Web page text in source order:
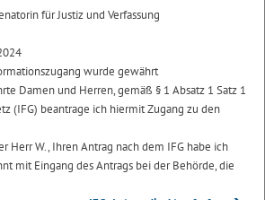
für Justiz und Verfassung
wurde gewährt
Damen und Herren, gemäß § 1 Absatz 1 Satz 1
(IFG) beantrage ich hiermit Zugang zu den
Herr W., Ihren Antrag nach dem IFG habe ich
mit Eingang des Antrags bei der Behörde, die